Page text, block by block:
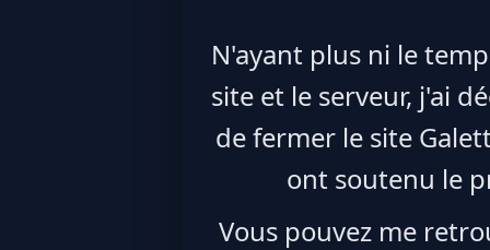
N'ayant plus ni le
site et le serveur, j'ai
de fermer le site
ont soutenu le
Vous pouvez me